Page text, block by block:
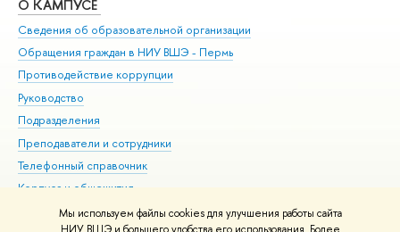
Мы используем файлы cookies для улучшения работы сайта
О КАМПУСЕ
Сведения об образовательной организации
Обращения граждан в НИУ ВШЭ - Пермь
Противодействие коррупции
Руководство
Подразделения
Преподаватели и сотрудники
Телефонный справочник
Корпуса и общежития
ВШЭ для студентов с ограниченными возможностями
здоровья и инвалидностью